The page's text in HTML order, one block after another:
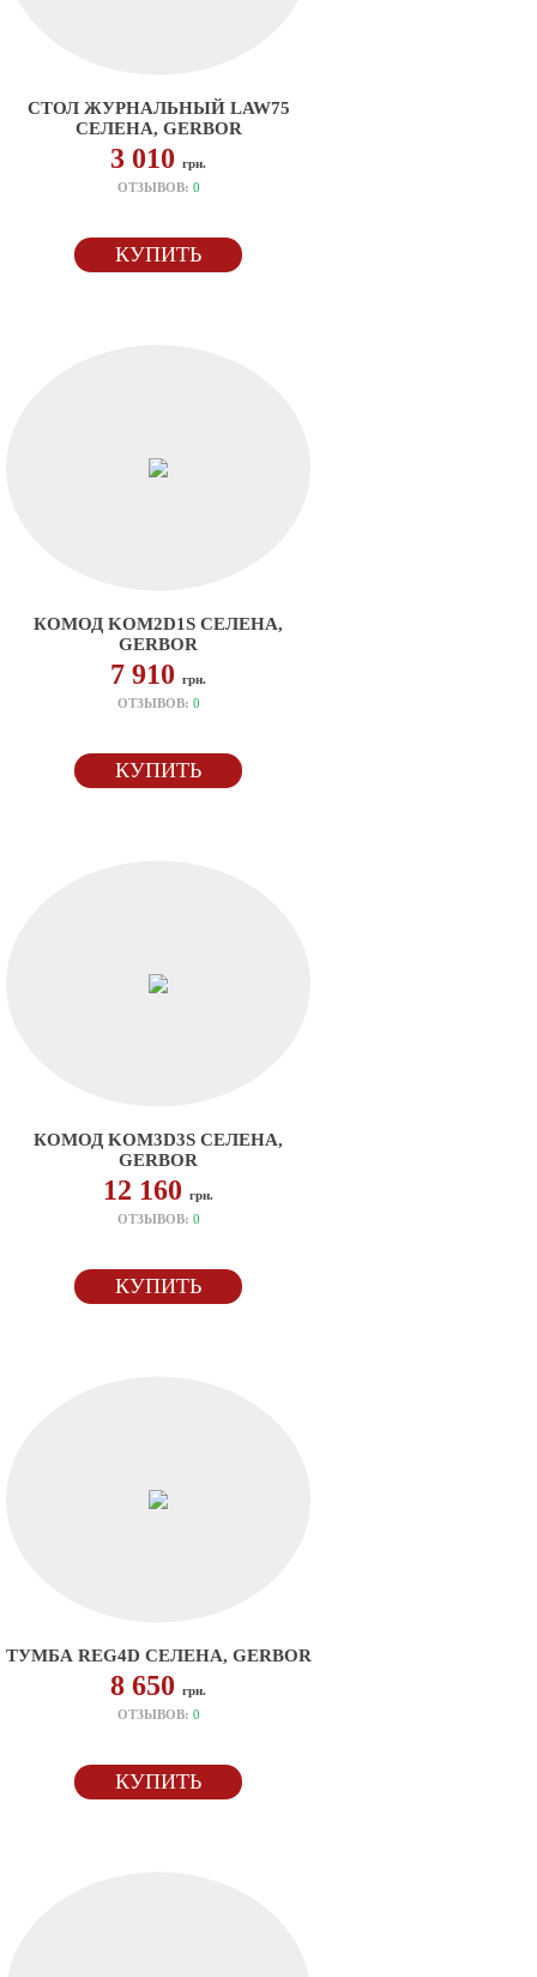
СТОЛ ЖУРНАЛЬНЫЙ LAW75
СЕЛЕНА, GERBOR
3 010 грн.
ОТЗЫВОВ: 0
КУПИТЬ
КОМОД KOM2D1S СЕЛЕНА,
GERBOR
7 910 грн.
ОТЗЫВОВ: 0
КУПИТЬ
КОМОД KOM3D3S СЕЛЕНА,
GERBOR
12 160 грн.
ОТЗЫВОВ: 0
КУПИТЬ
ТУМБА REG4D СЕЛЕНА, GERBOR
8 650 грн.
ОТЗЫВОВ: 0
КУПИТЬ